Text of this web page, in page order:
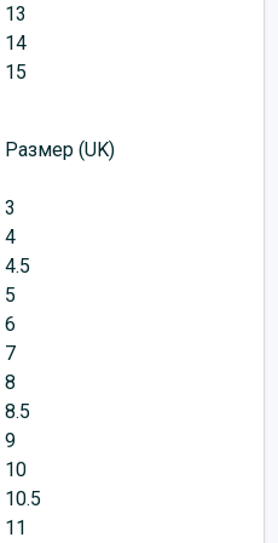
13
14
15
Размер (UK)
3
4
4.5
5
6
7
8
8.5
9
10
10.5
11